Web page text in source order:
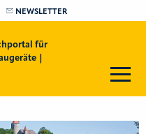
NEWSLETTER
für
|